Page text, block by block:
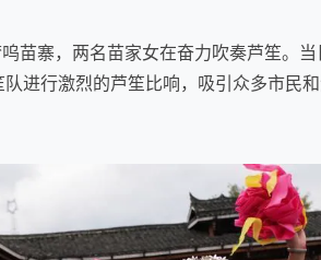
苗寨，两名苗家女在奋力吹奏芦笙。
进行激烈的芦笙比响，吸引众多市民